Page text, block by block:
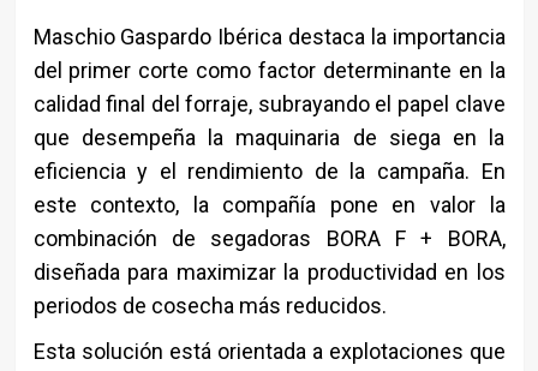
Maschio Gaspardo Ibérica destaca la importancia
del primer corte como factor determinante en la
calidad final del forraje, subrayando el papel clave
que desempeña la maquinaria de siega en la
eficiencia y el rendimiento de la campaña. En
este contexto, la compañía pone en valor la
combinación de segadoras BORA F + BORA,
diseñada para maximizar la productividad en los
periodos de cosecha más reducidos.
Esta solución está orientada a explotaciones que